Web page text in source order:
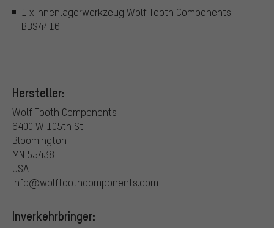
1 x Innenlagerwerkzeug Wolf Tooth Components
BBS4416
Hersteller:
Wolf Tooth Components
6400 W 105th St
Bloomington
MN 55438
USA
info@wolftoothcomponents.com
Inverkehrbringer: